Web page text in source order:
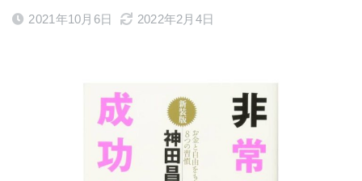
2021年10月6日 2022年2月4日